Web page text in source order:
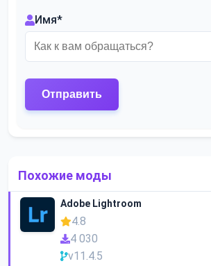
Имя*
Похожие моды
Adobe Lightroom
4.8
4 030
v11.4.5